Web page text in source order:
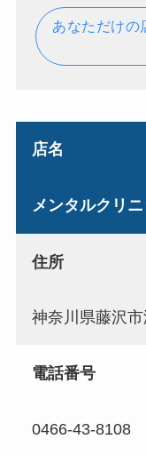
あなただけの
店名
メンタルクリ
住所
神奈川県藤沢
電話番号
0466-43-8108